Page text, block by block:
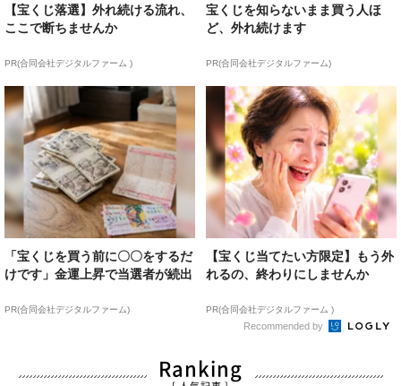
【宝くじ落選】外れ続ける流れ、
ここで断ちませんか
PR(合同会社デジタルファーム )
宝くじを知らないまま買う人ほ
ど、外れ続けます
PR(合同会社デジタルファーム)
「宝くじを買う前に〇〇をするだ
けです」金運上昇で当選者が続出
PR(合同会社デジタルファーム)
【宝くじ当てたい方限定】もう外
れるの、終わりにしませんか
PR(合同会社デジタルファーム )
Recommended by
Ranking